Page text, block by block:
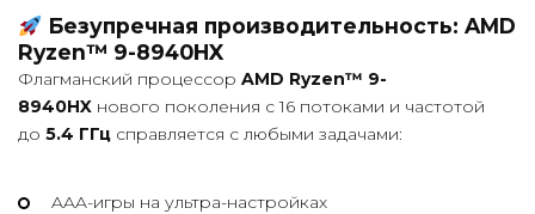
Безупречная производительность: AMD
Ryzen™ 9-8940HX
Флагманский процессор AMD Ryzen™ 9-
8940HX нового поколения с 16 потоками и частотой
до 5.4 ГГц справляется с любыми задачами:
AAA-игры на ультра-настройках